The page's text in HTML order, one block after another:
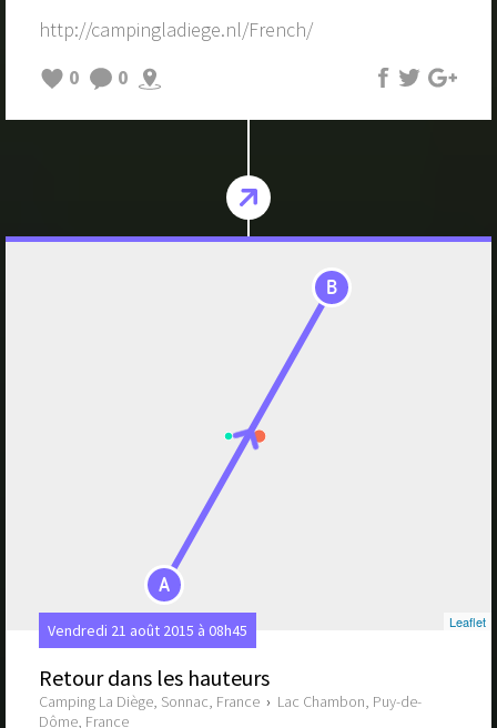
http://campingladiege.nl/French/
0
0
A
B
Leaflet
Vendredi 21 août 2015 à 08h45
Retour dans les hauteurs
Camping La Diège, Sonnac, France › Lac Chambon, Puy-de-
Dôme, France